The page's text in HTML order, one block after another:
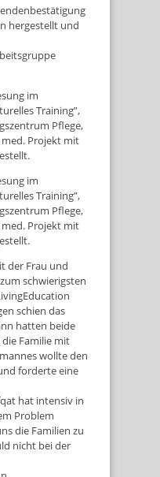
hergestellt und
im
Training”,
Pflege,
Projekt mit
im
Training”,
Pflege,
Projekt mit
der Frau und
schwierigsten
schien das
hatten beide
Familie mit
wollte den
forderte eine
hat intensiv in
Problem
die Familien zu
nicht bei der